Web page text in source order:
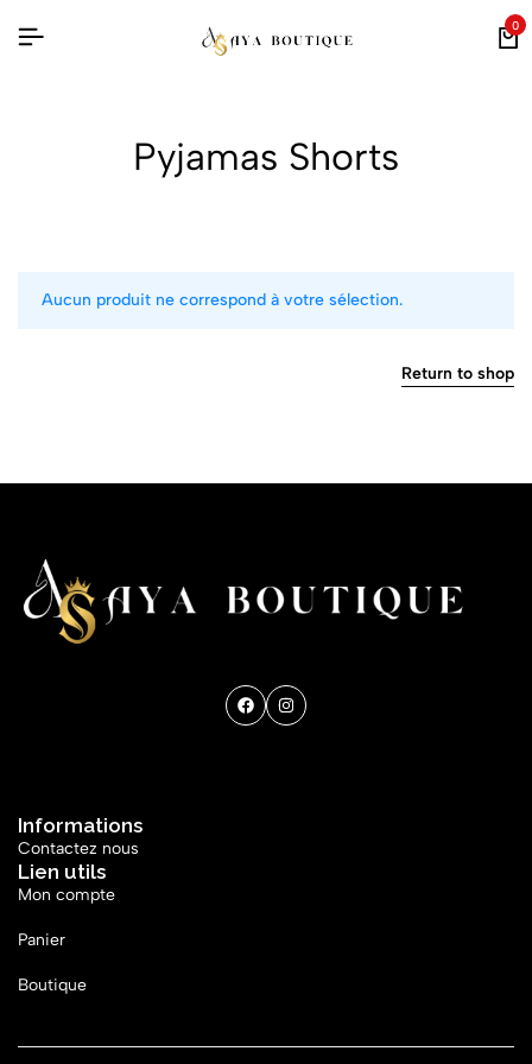
0
Pyjamas Shorts
Aucun produit ne correspond à votre sélection.
Return to shop
Informations
Contactez nous
Lien utils
Mon compte
Panier
Boutique